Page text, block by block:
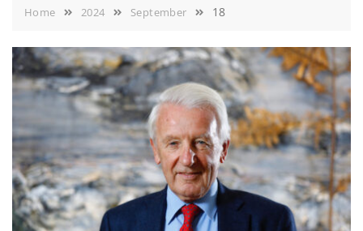
Home 2024 September 18